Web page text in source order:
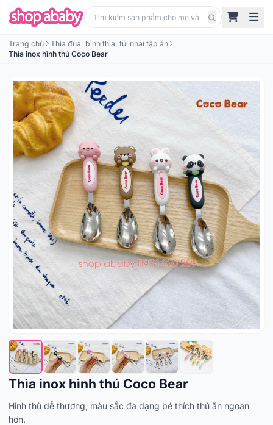
Trang chủ
Thìa đũa, bình thìa, túi nhai tập ăn
Thìa inox hình thú Coco Bear
Thìa inox hình thú Coco Bear
Hình thù dễ thương, màu sắc đa dạng bé thích thú ăn ngoan
hơn.